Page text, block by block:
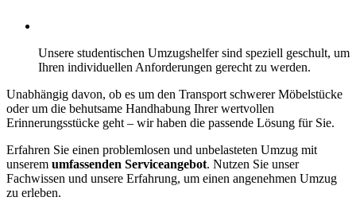
Unsere studentischen Umzugshelfer sind speziell geschult, um
Ihren individuellen Anforderungen gerecht zu werden.
Unabhängig davon, ob es um den Transport schwerer Möbelstücke
oder um die behutsame Handhabung Ihrer wertvollen
Erinnerungsstücke geht – wir haben die passende Lösung für Sie.
Erfahren Sie einen problemlosen und unbelasteten Umzug mit
unserem umfassenden Serviceangebot. Nutzen Sie unser
Fachwissen und unsere Erfahrung, um einen angenehmen Umzug
zu erleben.